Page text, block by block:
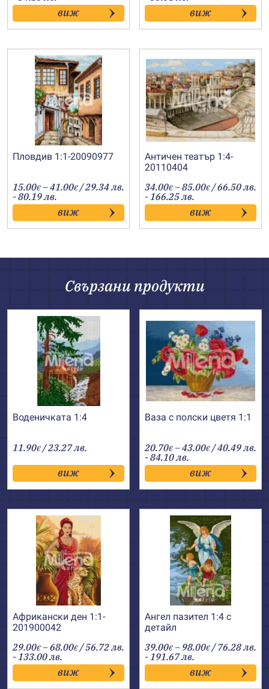
21.00€
through
43.00€
виж
20.30€
through
45.00€
виж
Пловдив 1:1-20090977
15.00€ –41.00€Price
range:
15.00€
through
41.00€
/ 29.34 лв.
- 80.19 лв.
виж
Античен театър 1:4-
20110404
34.00€ –85.00€Price
range:
34.00€
through
85.00€
/ 66.50 лв.
- 166.25 лв.
виж
Свързани продукти
Воденичката 1:4
11.90€ / 23.27 лв.
виж
Ваза с полски цветя 1:1
20.70€ –43.00€Price
range:
20.70€
through
43.00€
/ 40.49 лв.
- 84.10 лв.
виж
Африкански ден 1:1-
201900042
29.00€ –68.00€Price
range:
29.00€
through
68.00€
/ 56.72 лв.
- 133.00 лв.
виж
Ангел пазител 1:4 с
детайл
39.00€ – 98.00€Price
range:
39.00€
through
98.00€
/ 76.28 лв.
- 191.67 лв.
виж